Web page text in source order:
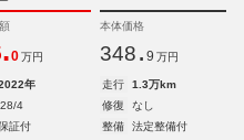
.0 万円
本体価格
348. 9 万円
年 走行
1.3万km
4 修復
なし
証付 整備
法定整備付